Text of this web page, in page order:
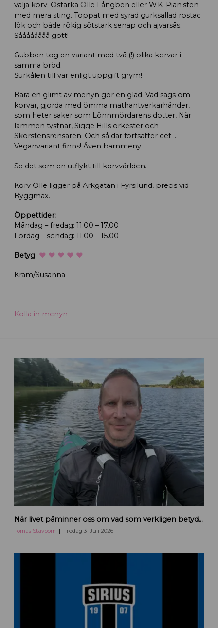
välja korv: Ostarka Olle Långben eller W.K. Pianisten
med mera sting. Toppat med syrad gurksallad rostad
lök och både rökig sötstark senap och ajvarsås.
Såååååååå gott!
Gubben tog en variant med två (!) olika korvar i
samma bröd.
Surkålen till var enligt uppgift grym!
Bara en glimt av menyn gör en glad. Vad sägs om
korvar, gjorda med ömma mathantverkarhänder,
som heter saker som Lönnmördarens dotter, När
lammen tystnar, Sigge Hills orkester och
Skorstensrensaren. Och så där fortsätter det …
Veganvariant finns! Även barnmeny.
Se det som en utflykt till korvvärlden.
Korv Olle ligger på Arkgatan i Fyrsilund, precis vid
Byggmax.
Öppettider:
Måndag – fredag: 11.00 – 17.00
Lördag – söndag: 11.00 – 15.00
Betyg ♥ ♥ ♥ ♥ ♥
Kram/Susanna
Kolla in menyn
a
n
När livet påminner oss om vad som verkligen betyder något
Tomas Stavbom Fredag 31 Juli 2026